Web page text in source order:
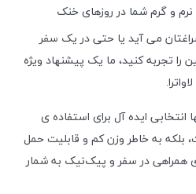
نرم و گرم شما در روزهای خنک
می آید یا حتی در یک سفر
را تجربه کنید، ما یک پیشنهاد ویژه
ایده آل برای استفاده ی
به خاطر وزن کم و قابلیت حمل
همراهی در سفر و پیک‌نیک به شمار